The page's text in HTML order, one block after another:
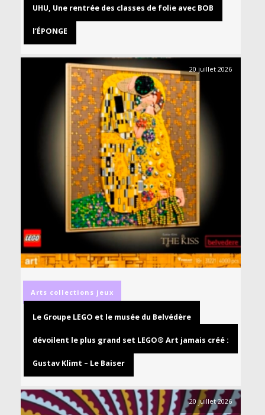
UHU, Une rentrée des classes de folie avec BOB
l’ÉPONGE
20 juillet 2026
Arts collections jeux
Le Groupe LEGO et le musée du Belvédère
dévoilent le plus grand set LEGO® Art jamais créé :
Gustav Klimt – Le Baiser
20 juillet 2026